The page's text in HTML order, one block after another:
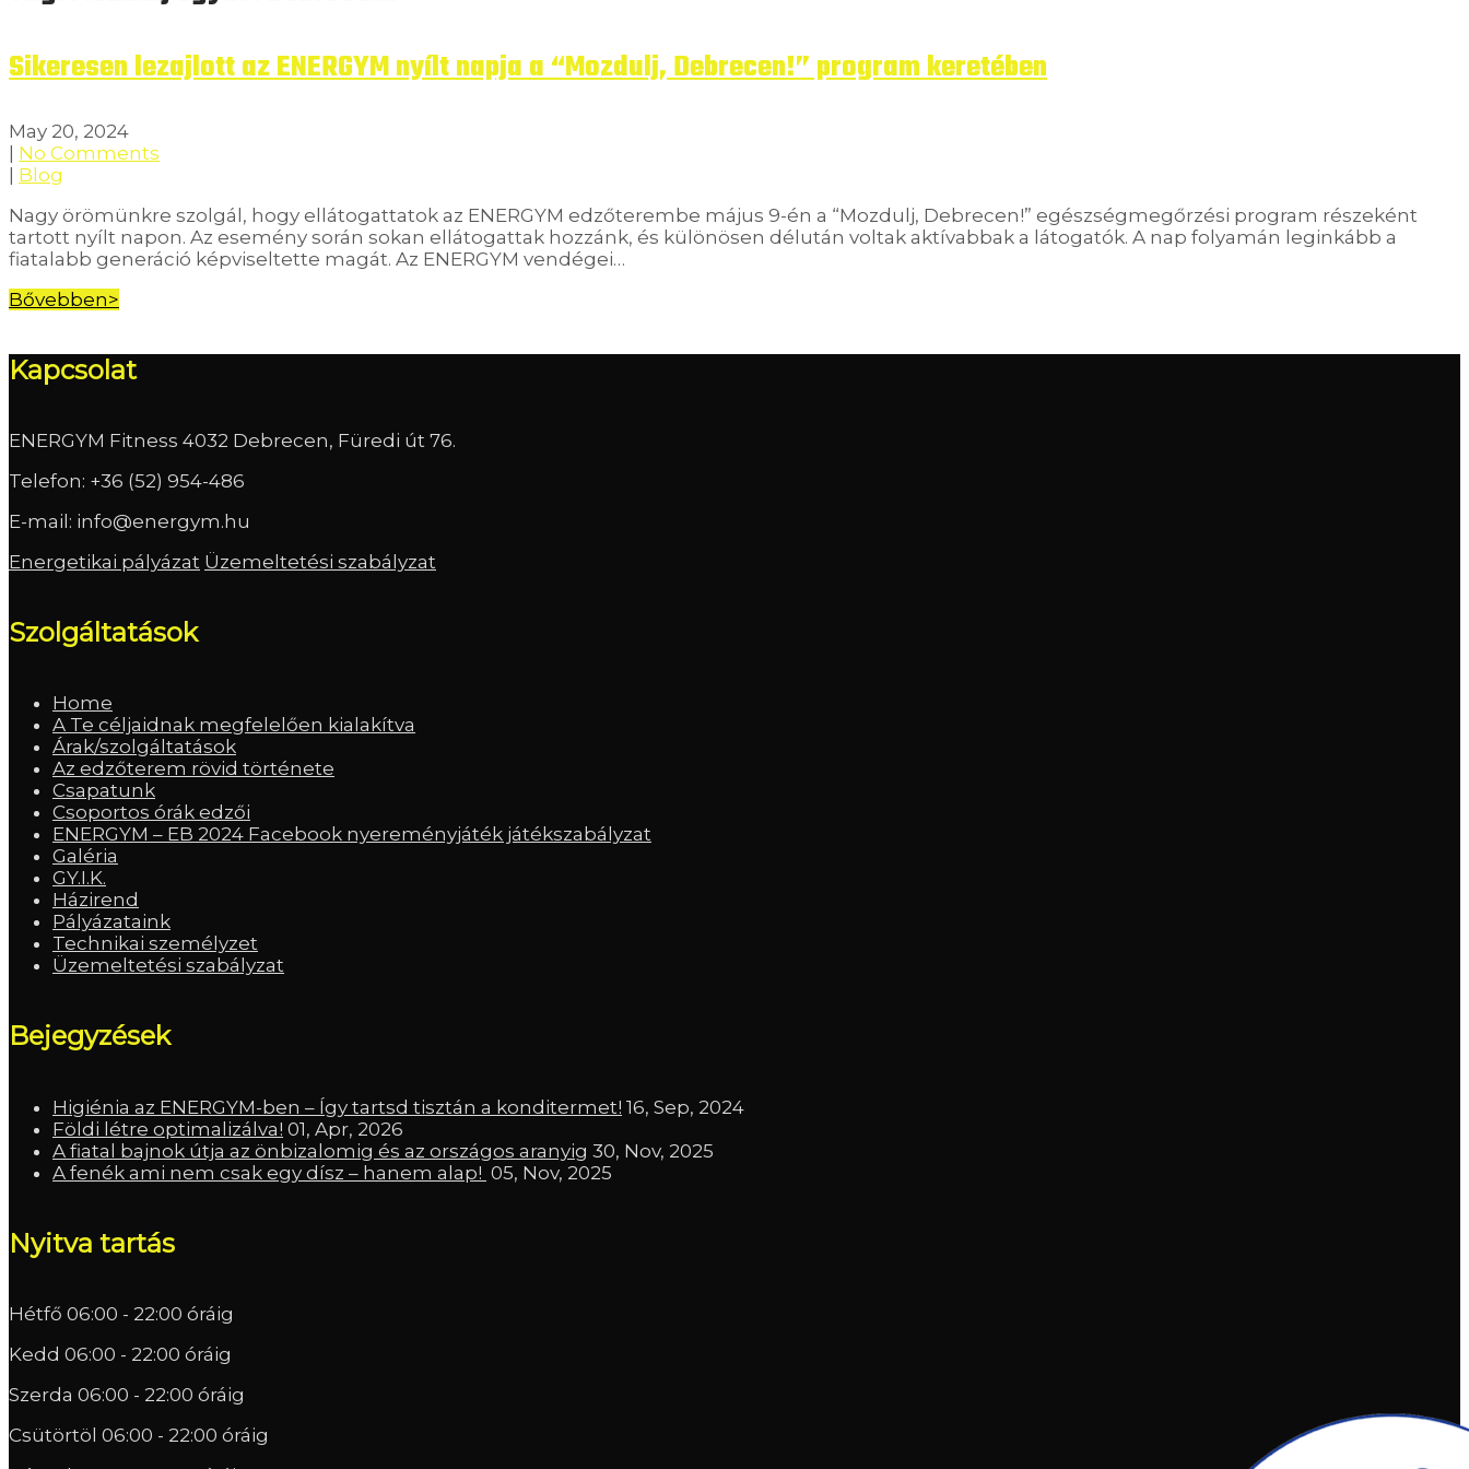
Sikeresen lezajlott az ENERGYM nyílt napja a “Mozdulj, Debrecen!” program keretében
May 20, 2024
No Comments
Blog
Nagy örömünkre szolgál, hogy ellátogattatok az ENERGYM edzőterembe május 9-én a “Mozdulj, Debrecen!” egészségmegőrzési program részeként
tartott nyílt napon. Az esemény során sokan ellátogattak hozzánk, és különösen délután voltak aktívabbak a látogatók. A nap folyamán leginkább a
fiatalabb generáció képviseltette magát. Az ENERGYM vendégei…
Bővebben>
Kapcsolat
ENERGYM Fitness 4032 Debrecen, Füredi út 76.
Telefon: +36 (52) 954-486
E-mail: info@energym.hu
Energetikai pályázat Üzemeltetési szabályzat
Szolgáltatások
Home
A Te céljaidnak megfelelően kialakítva
Árak/szolgáltatások
Az edzőterem rövid története
Csapatunk
Csoportos órák edzői
ENERGYM – EB 2024 Facebook nyereményjáték játékszabályzat
Galéria
GY.I.K.
Házirend
Pályázataink
Technikai személyzet
Üzemeltetési szabályzat
Bejegyzések
Higiénia az ENERGYM-ben – Így tartsd tisztán a konditermet! 16, Sep, 2024
Földi létre optimalizálva! 01, Apr, 2026
A fiatal bajnok útja az önbizalomig és az országos aranyig 30, Nov, 2025
A fenék ami nem csak egy dísz – hanem alap! 05, Nov, 2025
Nyitva tartás
Hétfő 06:00 - 22:00 óráig
Kedd 06:00 - 22:00 óráig
Szerda 06:00 - 22:00 óráig
Csütörtöl 06:00 - 22:00 óráig